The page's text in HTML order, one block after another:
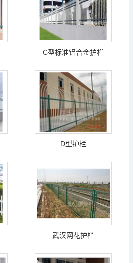
C型标准铝合金护栏
D型护栏
武汉网花护栏